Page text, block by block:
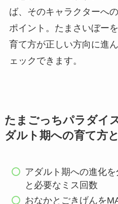
ば、そのキャラクターへ
ポイント。たまさいぼー
育て方が正しい方向に進
ェックできます。
たまごっちパラダイ
ダルト期への育て方
アダルト期への進化
と必要なミス回数
おなかとごきげんを